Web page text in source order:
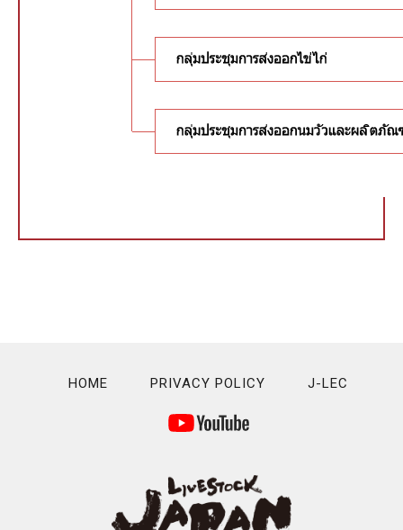
HOME PRIVACY POLICY J-LEC